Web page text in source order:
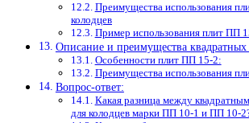
Преимущества использования
колодцев
Пример использования плит ПП
Описание и преимущества
Особенности плит ПП 15-2:
Преимущества использования
Вопрос-ответ:
Какая разница между
для колодцев марки ПП 10-1 и ПП 10-